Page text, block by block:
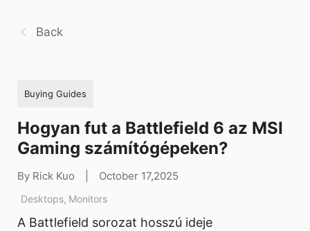
Back
Buying Guides
Hogyan fut a Battlefield 6 az MSI
Gaming számítógépeken?
By Rick Kuo October 17,2025
Desktops, Monitors
A Battlefield sorozat hosszú ideje